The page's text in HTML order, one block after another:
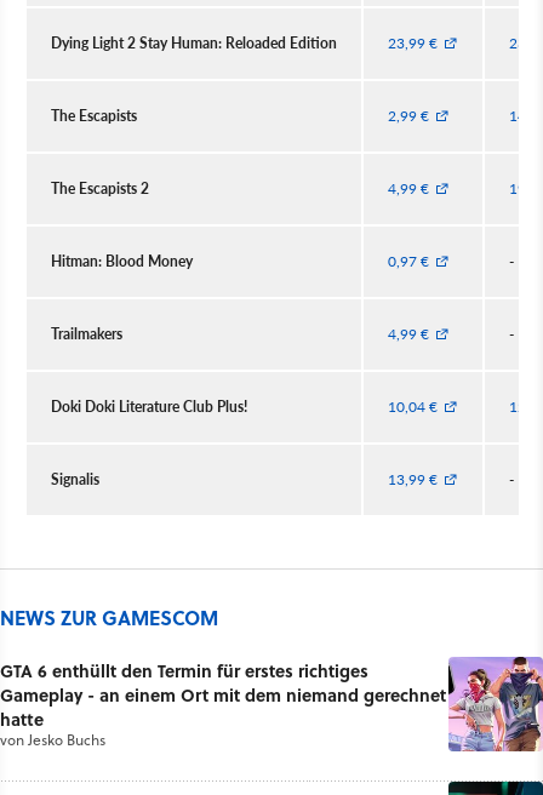
Dying Light 2 Stay Human: Reloaded Edition 23,99 €
The Escapists 2,99 €
The Escapists 2 4,99 €
Hitman: Blood Money 0,97 € -
Trailmakers 4,99 € -
Doki Doki Literature Club Plus! 10,04 €
Signalis 13,99 € -
NEWS ZUR GAMESCOM
GTA 6 enthüllt den Termin für erstes richtiges
Gameplay - an einem Ort mit dem niemand gerechnet
hatte
vonJesko Buchs